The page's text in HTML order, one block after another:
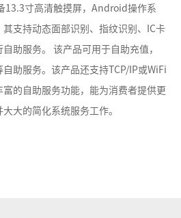
13.3寸高清触摸屏，Android操作系
支持动态面部识别、指纹识别、IC卡
助服务。 该产品可用于自助充值，
助服务。该产品还支持TCP/IP或WiFi
的自助服务功能，能为消费者提供更
大的简化系统服务工作。